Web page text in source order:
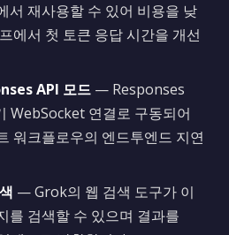
서 재사용할 수 있어 비용을 낮
에서 첫 토큰 응답 시간을 개선
API 모드 — Responses
WebSocket 연결로 구동되어
워크플로우의 엔드투엔드 지연
— Grok의 웹 검색 도구가 이
를 검색할 수 있으며 결과를